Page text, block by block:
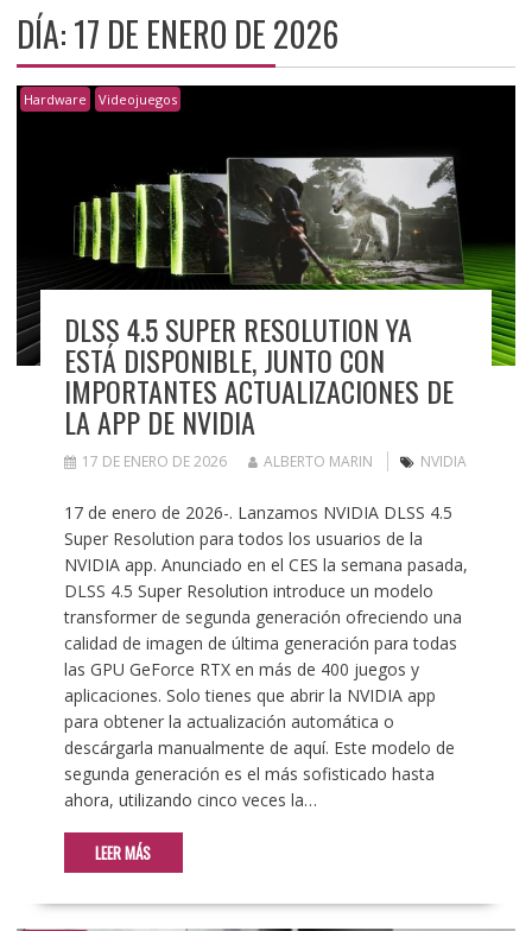
DÍA:17 DE ENERO DE 2026
Hardware Videojuegos
DLSS 4.5 SUPER RESOLUTION YA
ESTÁ DISPONIBLE, JUNTO CON
IMPORTANTES ACTUALIZACIONES DE
LA APP DE NVIDIA
17 DE ENERO DE 2026 ALBERTO MARIN NVIDIA
17 de enero de 2026-. Lanzamos NVIDIA DLSS 4.5
Super Resolution para todos los usuarios de la
NVIDIA app. Anunciado en el CES la semana pasada,
DLSS 4.5 Super Resolution introduce un modelo
transformer de segunda generación ofreciendo una
calidad de imagen de última generación para todas
las GPU GeForce RTX en más de 400 juegos y
aplicaciones. Solo tienes que abrir la NVIDIA app
para obtener la actualización automática o
descárgarla manualmente de aquí. Este modelo de
segunda generación es el más sofisticado hasta
ahora, utilizando cinco veces la…
LEER MÁS